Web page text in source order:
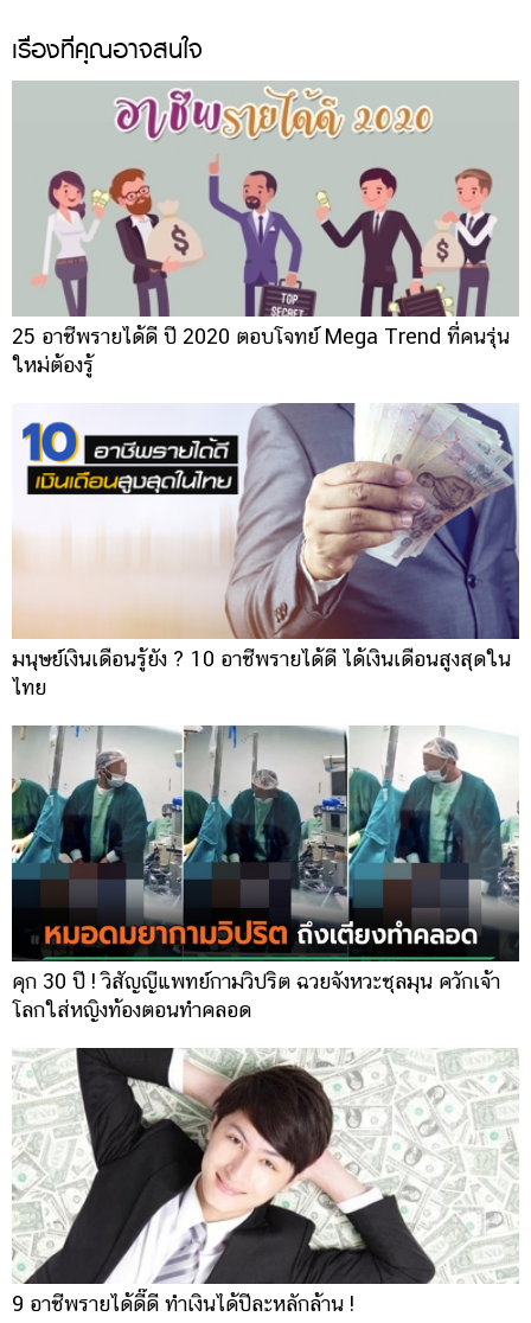
เรื่องที่คุณอาจสนใจ
25 อาชีพรายได้ดี ปี 2020 ตอบโจทย์ Mega Trend ที่คนรุ่น
ใหม่ต้องรู้
มนุษย์เงินเดือนรู้ยัง ? 10 อาชีพรายได้ดี ได้เงินเดือนสูงสุดใน
ไทย
คุก 30 ปี ! วิสัญญีแพทย์กามวิปริต ฉวยจังหวะชุลมุน ควักเจ้า
โลกใส่หญิงท้องตอนทำคลอด
9 อาชีพรายได้ดี๊ดี ทำเงินได้ปีละหลักล้าน !